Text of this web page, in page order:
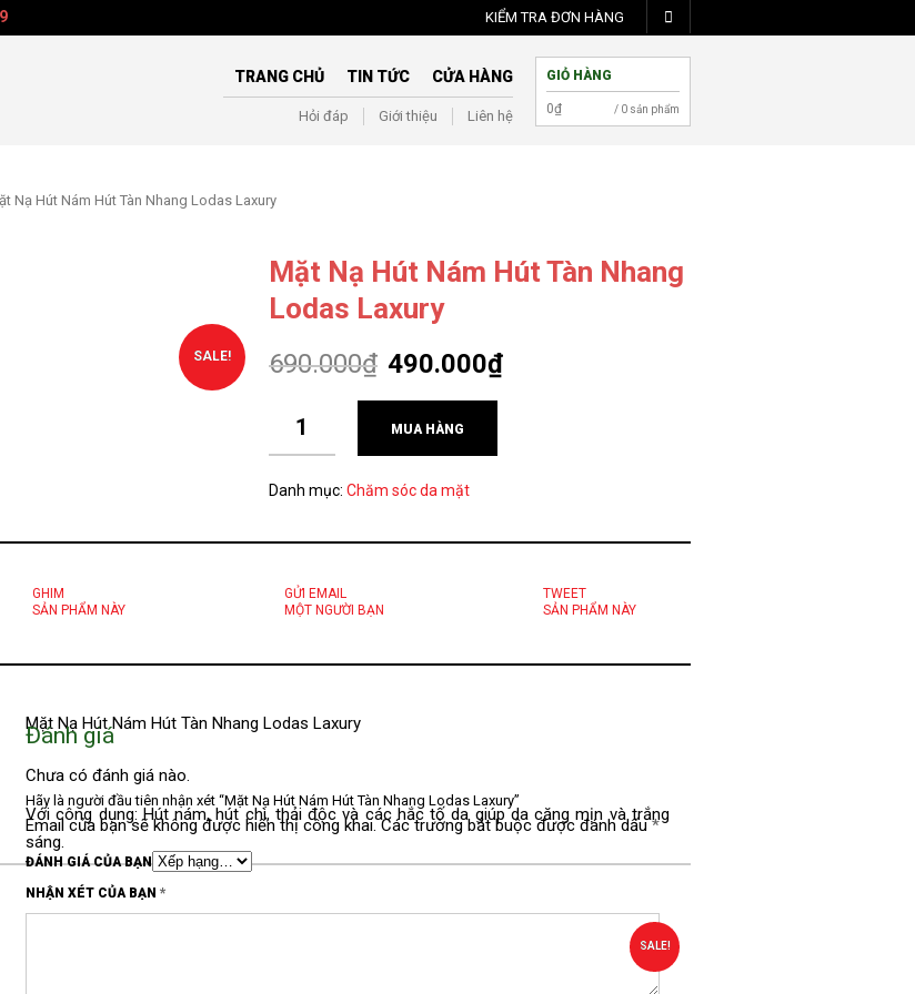
KIỂM TRA ĐƠN HÀNG
TRANG CHỦ TIN TỨC CỬA HÀNG
Hỏi đáp Giới thiệu Liên hệ
GIỎ HÀNG
0₫ / 0 sản phẩm
Hút Nám Hút Tàn Nhang Lodas Laxury
SALE!
Mặt Nạ Hút Nám Hút Tàn Nhang
Lodas Laxury
690.000₫ 490.000₫
MUA HÀNG
Danh mục: Chăm sóc da mặt
GHIM
SẢN PHẨM NÀY
GỬI EMAIL
MỘT NGƯỜI BẠN
TWEET
SẢN PHẨM NÀY
Mặt Nạ Hút Nám Hút Tàn Nhang Lodas Laxury
Với công dụng: Hút nám, hút chì, thải độc và các hắc tố da giúp da căng mịn và trắng
sáng.
Đánh giá
Chưa có đánh giá nào.
Hãy là người đầu tiên nhận xét “Mặt Nạ Hút Nám Hút Tàn Nhang Lodas Laxury”
Email của bạn sẽ không được hiển thị công khai.Các trường bắt buộc được đánh dấu*
ĐÁNH GIÁ CỦA BẠN
NHẬN XÉT CỦA BẠN *
SALE!